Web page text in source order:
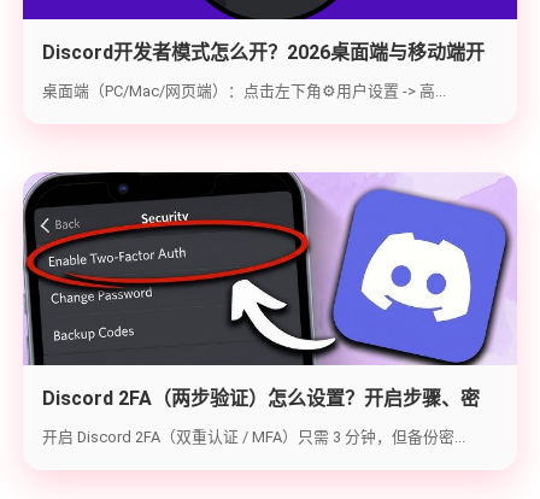
Discord开发者模式怎么开？2026桌面端与移动端开
启教程与获取ID指南
桌面端（PC/Mac/网页端）：点击左下角⚙️用户设置 -> 高...
Discord 2FA（两步验证）怎么设置？开启步骤、密
钥备份与炸号救急（2026实战版）
开启 Discord 2FA（双重认证 / MFA）只需 3 分钟，但备份密...